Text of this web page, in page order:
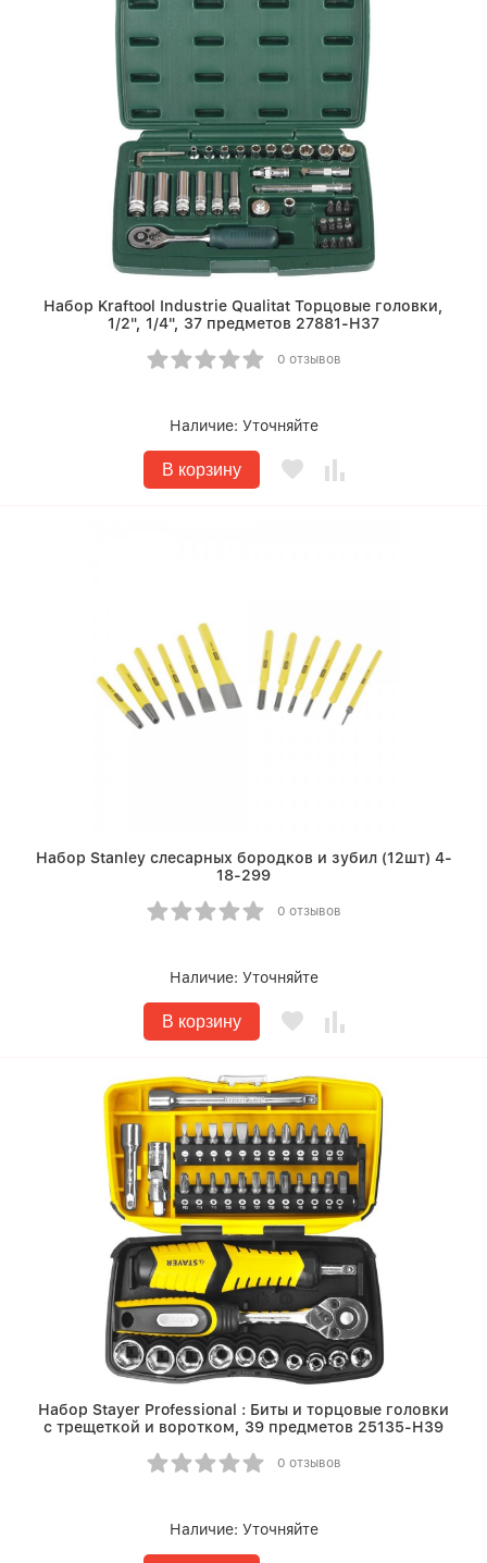
Набор Kraftool Industrie Qualitat Торцовые головки,
1/2", 1/4", 37 предметов 27881-H37
0 отзывов
Наличие: Уточняйте
В корзину
Набор Stanley слесарных бородков и зубил (12шт) 4-
18-299
0 отзывов
Наличие: Уточняйте
В корзину
Набор Stayer Professional : Биты и торцовые головки
с трещеткой и воротком, 39 предметов 25135-H39
0 отзывов
Наличие: Уточняйте